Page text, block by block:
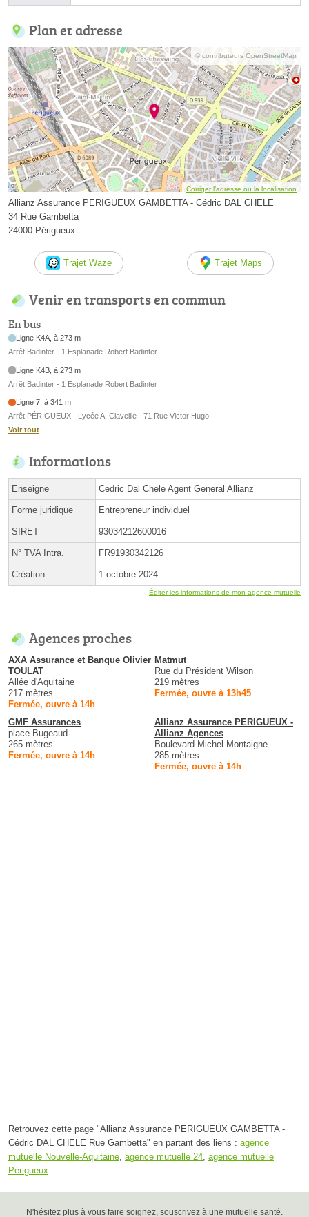
Plan et adresse
© contributeurs OpenStreetMap
Corriger l’adresse ou la localisation
Allianz Assurance PERIGUEUX GAMBETTA - Cédric DAL CHELE
34 Rue Gambetta
24000 Périgueux
Trajet Waze Trajet Maps
Venir en transports en commun
En bus
Ligne K4A, à 273 m
Arrêt Badinter - 1 Esplanade Robert Badinter
Ligne K4B, à 273 m
Arrêt Badinter - 1 Esplanade Robert Badinter
Ligne 7, à 341 m
Arrêt PÉRIGUEUX - Lycée A. Claveille - 71 Rue Victor Hugo
Voir tout
Informations
Enseigne Cedric Dal Chele Agent General Allianz
Forme juridique Entrepreneur individuel
SIRET 93034212600016
N° TVA Intra. FR91930342126
Création 1 octobre 2024
Éditer les informations de mon agence mutuelle
Agences proches
AXA Assurance et Banque Olivier
TOULAT
Allée d'Aquitaine
217 mètres
Fermée, ouvre à 14h
Matmut
Rue du Président Wilson
219 mètres
Fermée, ouvre à 13h45
GMF Assurances
place Bugeaud
265 mètres
Fermée, ouvre à 14h
Allianz Assurance PERIGUEUX -
Allianz Agences
Boulevard Michel Montaigne
285 mètres
Fermée, ouvre à 14h
Retrouvez cette page "Allianz Assurance PERIGUEUX GAMBETTA -
Cédric DAL CHELE Rue Gambetta" en partant des liens : agence
mutuelle Nouvelle-Aquitaine, agence mutuelle 24, agence mutuelle
Périgueux.
N'hésitez plus à vous faire soignez, souscrivez à une mutuelle santé.